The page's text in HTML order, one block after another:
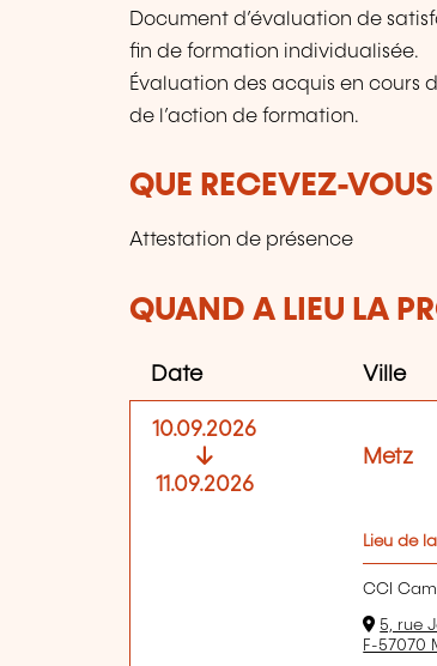
Document d’évaluation de
fin de formation individualisée.
Évaluation des acquis en cours
de l’action de formation.
QUE RECEVEZ-
Attestation de présence
QUAND A LIEU LA
Date Ville
10.09.2026
11.09.2026
Metz
Lieu de
CCI
5, rue
F-57070